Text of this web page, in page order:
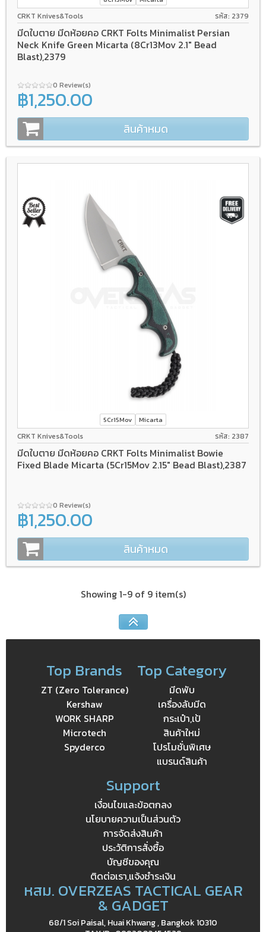
CRKT Knives&Tools รหัส: 2379
มีดใบตาย มีดห้อยคอ CRKT Folts Minimalist Persian
Neck Knife Green Micarta (8Cr13Mov 2.1" Bead
Blast),2379
0 Review(s)
฿1,250.00
สินค้าหมด
5Cr15Mov Micarta
CRKT Knives&Tools รหัส: 2387
มีดใบตาย มีดห้อยคอ CRKT Folts Minimalist Bowie
Fixed Blade Micarta (5Cr15Mov 2.15" Bead Blast),2387
0 Review(s)
฿1,250.00
สินค้าหมด
Showing 1-9 of 9 item(s)
Top Brands
ZT (Zero Tolerance)
Kershaw
WORK SHARP
Microtech
Spyderco
Top Category
มีดพับ
เครื่องลับมีด
กระเป๋า,เป้
สินค้าใหม่
โปรโมชั่นพิเศษ
แบรนด์สินค้า
Support
เงื่อนไขและข้อตกลง
นโยบายความเป็นส่วนตัว
การจัดส่งสินค้า
ประวัติการสั่งซื้อ
บัญชีของคุณ
ติดต่อเรา,แจ้งชำระเงิน
หสม. OVERZEAS TACTICAL GEAR
& GADGET
68/1 Soi Paisal, Huai Khwang , Bangkok 10310